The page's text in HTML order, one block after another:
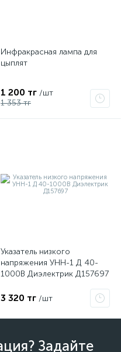
Инфракрасная лампа для
цыплят
1 200 тг /шт
1 353 тг
Указатель низкого
напряжения УНН-1 Д 40-
1000В Диэлектрик Д157697
3 320 тг /шт
Задайте